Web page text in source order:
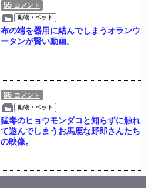
55 コメント
動物・ペット
布の端を器用に結んでしまうオランウ
ータンが賢い動画。
86 コメント
動物・ペット
猛毒のヒョウモンダコと知らずに触れ
て遊んでしまうお馬鹿な野郎さんたち
の映像。